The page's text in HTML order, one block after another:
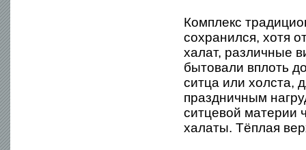
Комплекс
сохранился, хотя
халат, различные
бытовали вплоть
ситца или холста,
праздничным
ситцевой материи
халаты. Тёплая